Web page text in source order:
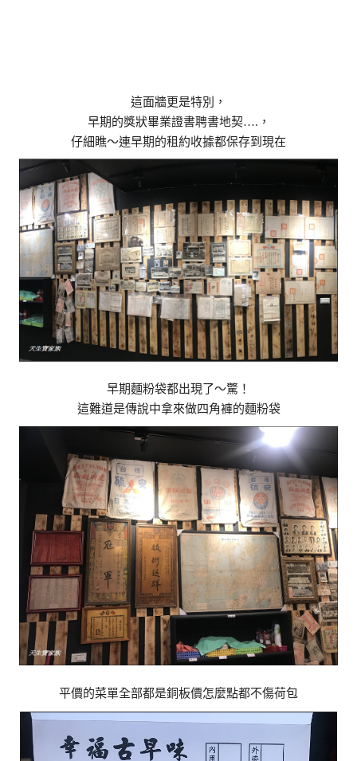
這面牆更是特別，
早期的獎狀畢業證書聘書地契….，
仔細瞧～連早期的租約收據都保存到現在
早期麵粉袋都出現了～驚！
這難道是傳說中拿來做四角褲的麵粉袋
平價的菜單全部都是銅板價怎麼點都不傷荷包